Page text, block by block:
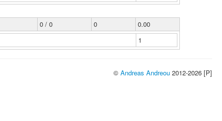
0 / 0 0
0.00
1
© Andreas Andreou 2012-2026 [P]